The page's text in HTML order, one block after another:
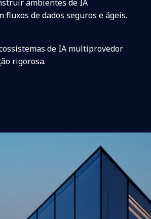
ambientes de IA
fluxos de dados seguros e ágeis.
de IA multiprovedor
rigorosa.